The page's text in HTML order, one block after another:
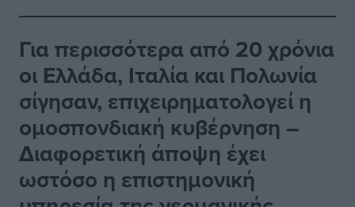
Για περισσότερα από 20 χρόνια
οι Ελλάδα, Ιταλία και Πολωνία
σίγησαν, επιχειρηματολογεί η
ομοσπονδιακή κυβέρνηση –
Διαφορετική άποψη έχει
ωστόσο η επιστημονική